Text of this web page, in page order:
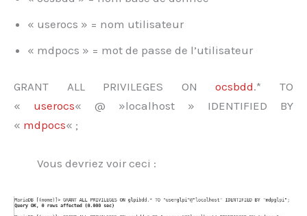
« userocs » = nom utilisateur
« mdpocs » = mot de passe de l’utilisateur
GRANT ALL PRIVILEGES ONocsbdd.* TO
« userocs« @ »localhost » IDENTIFIED BY
« mdpocs« ;
Vous devriez voir ceci :